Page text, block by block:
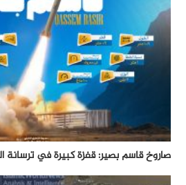
صاروخ قاسم بصير: قفزة كبيرة في ترسانة